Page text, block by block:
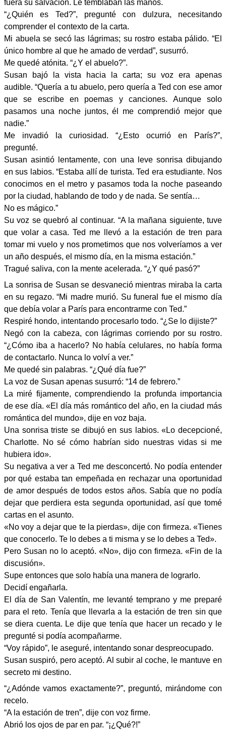
fuera su salvación. Le temblaban las manos.
“¿Quién es Ted?”, pregunté con dulzura, necesitando
comprender el contexto de la carta.
Mi abuela se secó las lágrimas; su rostro estaba pálido. “El
único hombre al que he amado de verdad”, susurró.
Me quedé atónita. “¿Y el abuelo?”.
Susan bajó la vista hacia la carta; su voz era apenas
audible. “Quería a tu abuelo, pero quería a Ted con ese amor
que se escribe en poemas y canciones. Aunque solo
pasamos una noche juntos, él me comprendió mejor que
nadie.”
Me invadió la curiosidad. “¿Esto ocurrió en París?”,
pregunté.
Susan asintió lentamente, con una leve sonrisa dibujando
en sus labios. “Estaba allí de turista. Ted era estudiante. Nos
conocimos en el metro y pasamos toda la noche paseando
por la ciudad, hablando de todo y de nada. Se sentía…
No es mágico.”
Su voz se quebró al continuar. “A la mañana siguiente, tuve
que volar a casa. Ted me llevó a la estación de tren para
tomar mi vuelo y nos prometimos que nos volveríamos a ver
un año después, el mismo día, en la misma estación.”
Tragué saliva, con la mente acelerada. “¿Y qué pasó?”
La sonrisa de Susan se desvaneció mientras miraba la carta
en su regazo. “Mi madre murió. Su funeral fue el mismo día
que debía volar a París para encontrarme con Ted.”
Respiré hondo, intentando procesarlo todo. “¿Se lo dijiste?”
Negó con la cabeza, con lágrimas corriendo por su rostro.
“¿Cómo iba a hacerlo? No había celulares, no había forma
de contactarlo. Nunca lo volví a ver.”
Me quedé sin palabras. “¿Qué día fue?”
La voz de Susan apenas susurró: “14 de febrero.”
La miré fijamente, comprendiendo la profunda importancia
de ese día. «El día más romántico del año, en la ciudad más
romántica del mundo», dije en voz baja.
Una sonrisa triste se dibujó en sus labios. «Lo decepcioné,
Charlotte. No sé cómo habrían sido nuestras vidas si me
hubiera ido».
Su negativa a ver a Ted me desconcertó. No podía entender
por qué estaba tan empeñada en rechazar una oportunidad
de amor después de todos estos años. Sabía que no podía
dejar que perdiera esta segunda oportunidad, así que tomé
cartas en el asunto.
«No voy a dejar que te la pierdas», dije con firmeza. «Tienes
que conocerlo. Te lo debes a ti misma y se lo debes a Ted».
Pero Susan no lo aceptó. «No», dijo con firmeza. «Fin de la
discusión».
Supe entonces que solo había una manera de lograrlo.
Decidí engañarla.
El día de San Valentín, me levanté temprano y me preparé
para el reto. Tenía que llevarla a la estación de tren sin que
se diera cuenta. Le dije que tenía que hacer un recado y le
pregunté si podía acompañarme.
“Voy rápido”, le aseguré, intentando sonar despreocupado.
Susan suspiró, pero aceptó. Al subir al coche, le mantuve en
secreto mi destino.
“¿Adónde vamos exactamente?”, preguntó, mirándome con
recelo.
“A la estación de tren”, dije con voz firme.
Abrió los ojos de par en par. “¡¿Qué?!”